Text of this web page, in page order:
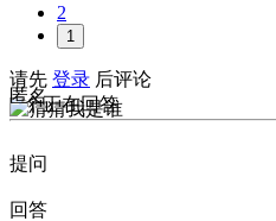
2
1
请先 登录 后评论
1个正在回答
匿名
提问
回答